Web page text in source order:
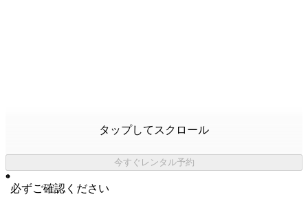
タップしてスクロール
今すぐレンタル予約
必ずご確認ください